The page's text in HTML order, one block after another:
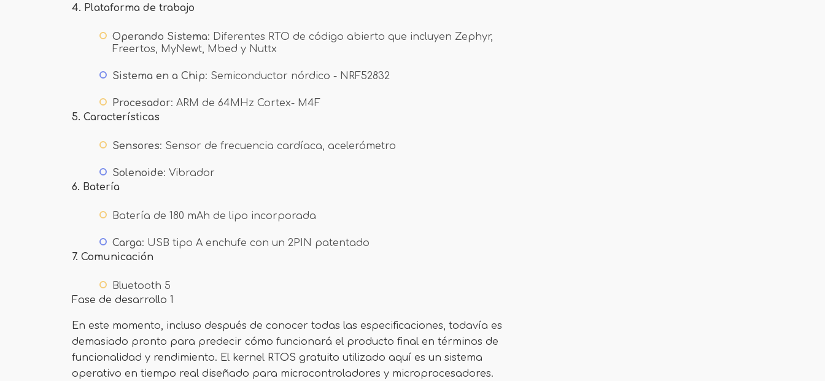
4. Plataforma de trabajo
Operando Sistema: Diferentes RTO de código abierto que incluyen Zephyr,
Freertos, MyNewt, Mbed y Nuttx
Sistema en a Chip: Semiconductor nórdico - NRF52832
Procesador: ARM de 64MHz Cortex- M4F
5. Características
Sensores: Sensor de frecuencia cardíaca, acelerómetro
Solenoide: Vibrador
6. Batería
Batería de 180 mAh de lipo incorporada
Carga: USB tipo A enchufe con un 2PIN patentado
7. Comunicación
Bluetooth 5
Fase de desarrollo 1
En este momento, incluso después de conocer todas las especificaciones, todavía es
demasiado pronto para predecir cómo funcionará el producto final en términos de
funcionalidad y rendimiento. El kernel RTOS gratuito utilizado aquí es un sistema
operativo en tiempo real diseñado para microcontroladores y microprocesadores.